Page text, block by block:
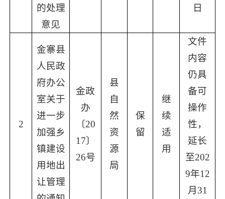
的处理
意见
日
2
金寨县
人民政
府办公
室关于
进一步
加强乡
镇建设
用地出
让管理
金政
办
〔20
17〕
26号
县
自
然
资
源
局
保
留
继
续
适
用
文件
内容
仍具
备可
操作
性，
延长
至202
9年12
月31